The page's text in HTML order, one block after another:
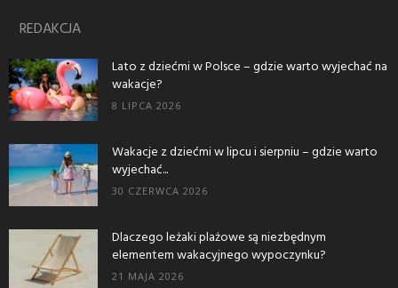
REDAKCJA
Lato z dziećmi w Polsce – gdzie warto wyjechać na
wakacje?
8 LIPCA 2026
Wakacje z dziećmi w lipcu i sierpniu – gdzie warto
wyjechać...
30 CZERWCA 2026
Dlaczego leżaki plażowe są niezbędnym
elementem wakacyjnego wypoczynku?
21 MAJA 2026